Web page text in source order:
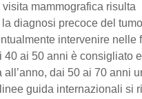
mammografica risulta
diagnosi precoce del
intervenire nelle
40 ai 50 anni è consigliato
all’anno, dai 50 ai 70 anni
guida internazionali si